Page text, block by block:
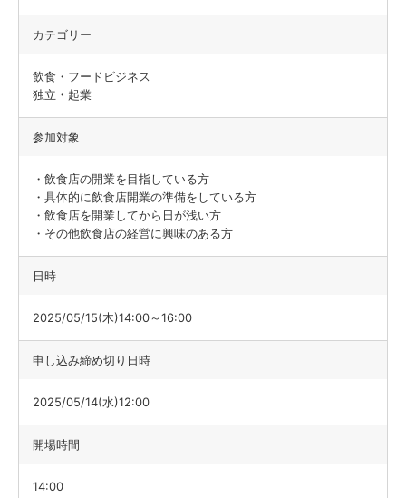
カテゴリー
飲食・フードビジネス
独立・起業
参加対象
・飲食店の開業を目指している方
・具体的に飲食店開業の準備をしている方
・飲食店を開業してから日が浅い方
・その他飲食店の経営に興味のある方
日時
2025/05/15(木)14:00～16:00
申し込み締め切り日時
2025/05/14(水)12:00
開場時間
14:00